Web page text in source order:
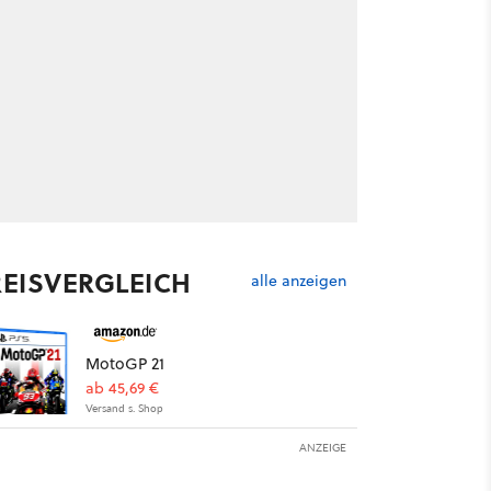
alle anzeigen
MotoGP 21
ab 45,69 €
Versand s. Shop
ANZEIGE